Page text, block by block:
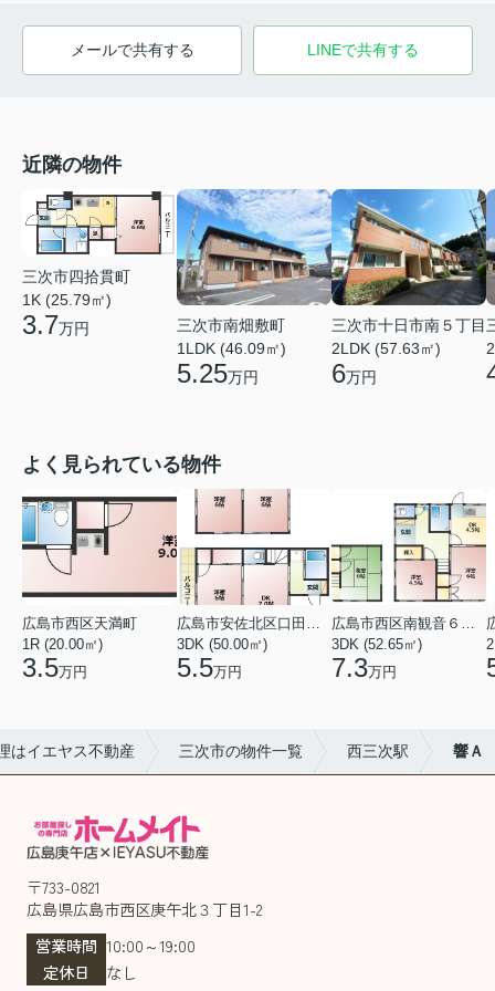
メールで共有する LINEで共有する
近隣の物件
三次市四拾貫町
1K (25.79㎡)
3.7万円
三次市南畑敷町
1LDK (46.09㎡)
5.25万円
三次市十日市南５丁目
2LDK (57.63㎡)
6万円
よく見られている物件
広島市西区天満町
1R (20.00㎡)
3.5万円
3DK (50.00㎡)
5.5万円
3DK (52.65㎡)
7.3万円
はイエヤス不動産 三次市の物件一覧 西三次駅 響Ａ
〒733-0821
広島県広島市西区庚午北３丁目1-2
営業時間 10:00～19:00
定休日
なし